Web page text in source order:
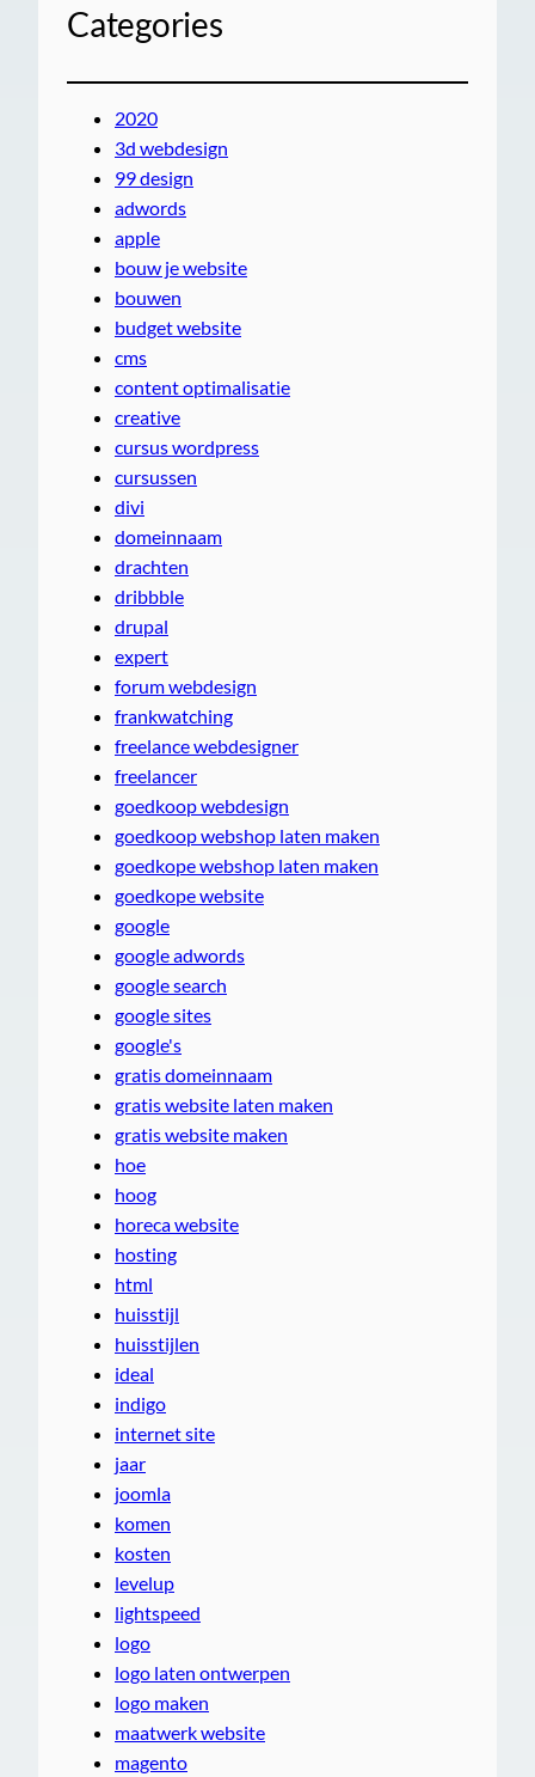
Categories
2020
3d webdesign
99 design
adwords
apple
bouw je website
bouwen
budget website
cms
content optimalisatie
creative
cursus wordpress
cursussen
divi
domeinnaam
drachten
dribbble
drupal
expert
forum webdesign
frankwatching
freelance webdesigner
freelancer
goedkoop webdesign
goedkoop webshop laten maken
goedkope webshop laten maken
goedkope website
google
google adwords
google search
google sites
google's
gratis domeinnaam
gratis website laten maken
gratis website maken
hoe
hoog
horeca website
hosting
html
huisstijl
huisstijlen
ideal
indigo
internet site
jaar
joomla
komen
kosten
levelup
lightspeed
logo
logo laten ontwerpen
logo maken
maatwerk website
magento